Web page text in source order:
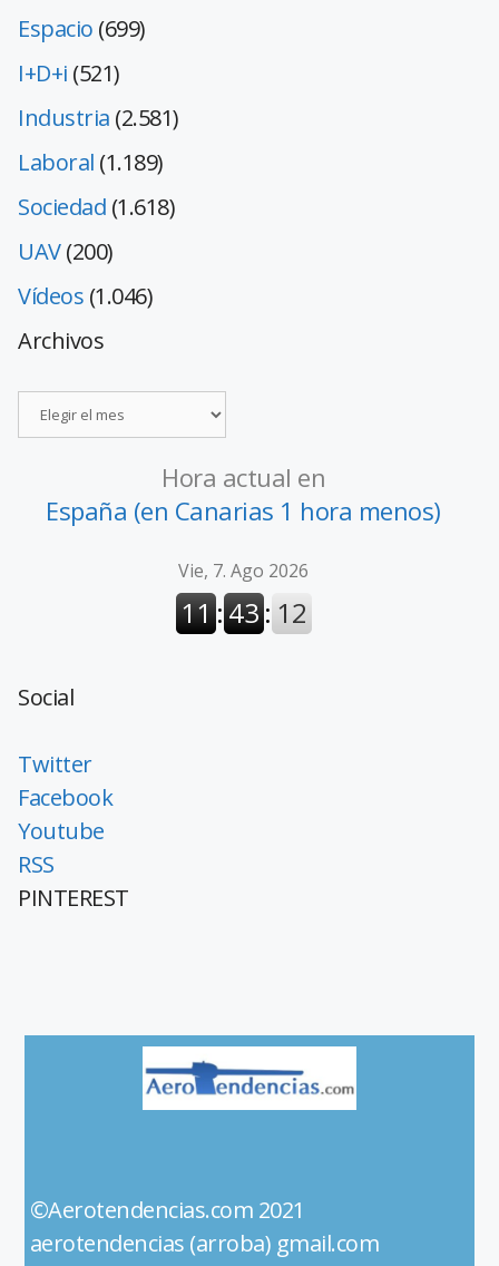
Espacio (699)
I+D+i (521)
Industria (2.581)
Laboral (1.189)
Sociedad (1.618)
UAV(200)
Vídeos (1.046)
Archivos
Hora actual en
España (en Canarias 1 hora menos)
Social
Twitter
Facebook
Youtube
RSS
PINTEREST
©Aerotendencias.com 2021
aerotendencias (arroba) gmail.com